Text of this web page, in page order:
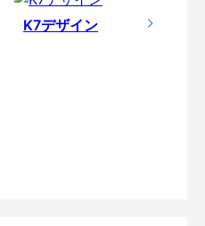
K7デザイン